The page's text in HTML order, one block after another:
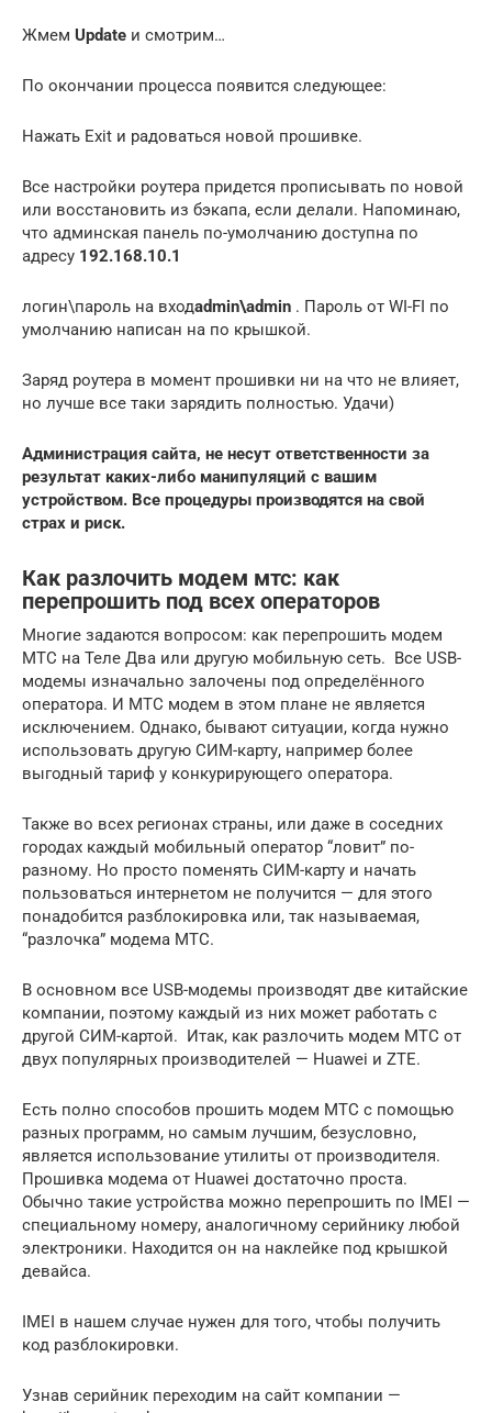
Жмем Update и смотрим…
По окончании процесса появится следующее:
Нажать Exit и радоваться новой прошивке.
Все настройки роутера придется прописывать по новой
или восстановить из бэкапа, если делали. Напоминаю,
что админская панель по-умолчанию доступна по
адресу 192.168.10.1
логин\пароль на входadmin\admin . Пароль от WI-FI по
умолчанию написан на по крышкой.
Заряд роутера в момент прошивки ни на что не влияет,
но лучше все таки зарядить полностью. Удачи)
Администрация сайта, не несут ответственности за
результат каких-либо манипуляций с вашим
устройством. Все процедуры производятся на свой
страх и риск.
Как разлочить модем мтс: как
перепрошить под всех операторов
Многие задаются вопросом: как перепрошить модем
МТС на Теле Два или другую мобильную сеть. Все USB-
модемы изначально залочены под определённого
оператора. И МТС модем в этом плане не является
исключением. Однако, бывают ситуации, когда нужно
использовать другую СИМ-карту, например более
выгодный тариф у конкурирующего оператора.
Также во всех регионах страны, или даже в соседних
городах каждый мобильный оператор “ловит” по-
разному. Но просто поменять СИМ-карту и начать
пользоваться интернетом не получится — для этого
понадобится разблокировка или, так называемая,
“разлочка” модема МТС.
В основном все USB-модемы производят две китайские
компании, поэтому каждый из них может работать с
другой СИМ-картой. Итак, как разлочить модем МТС от
двух популярных производителей — Huawei и ZTE.
Есть полно способов прошить модем МТС с помощью
разных программ, но самым лучшим, безусловно,
является использование утилиты от производителя.
Прошивка модема от Huawei достаточно проста.
Обычно такие устройства можно перепрошить по IMEI —
специальному номеру, аналогичному серийнику любой
электроники. Находится он на наклейке под крышкой
девайса.
IMEI в нашем случае нужен для того, чтобы получить
код разблокировки.
Узнав серийник переходим на сайт компании —